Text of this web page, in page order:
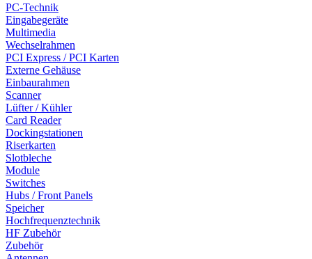
PC-Technik
Eingabegeräte
Multimedia
Wechselrahmen
PCI Express / PCI Karten
Externe Gehäuse
Einbaurahmen
Scanner
Lüfter / Kühler
Card Reader
Dockingstationen
Riserkarten
Slotbleche
Module
Switches
Hubs / Front Panels
Speicher
Hochfrequenztechnik
HF Zubehör
Zubehör